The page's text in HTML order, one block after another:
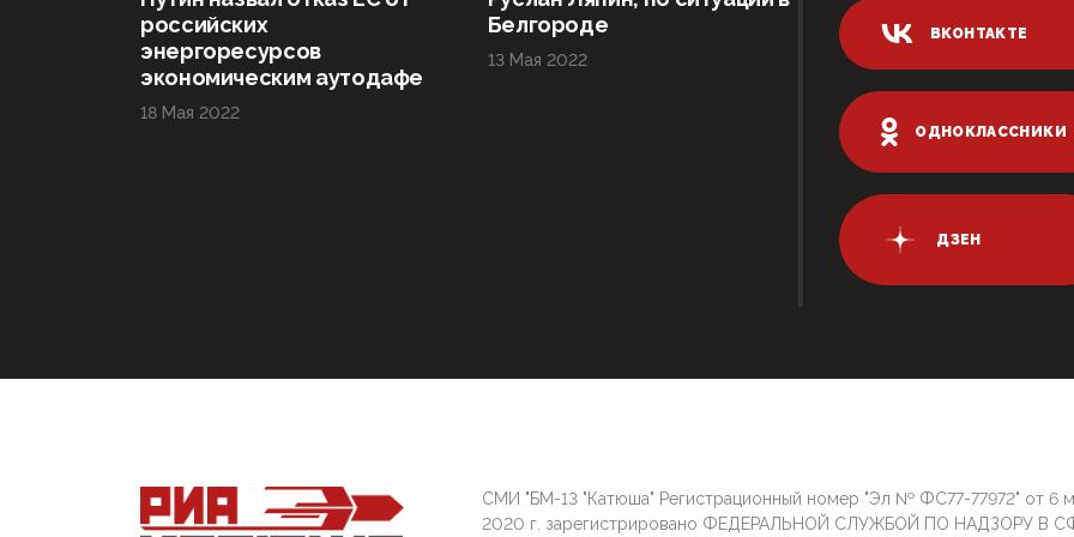
российских
энергоресурсов
экономическим аутодафе
18 Мая 2022
Белгороде
13 Мая 2022
ВКОНТАКТЕ
ОДНОКЛАССНИКИ
ДЗЕН
СМИ "БМ-13 "Катюша" Регистрационный номер "Эл № ФС77-77972" от 6
2020 г. зарегистрировано ФЕДЕРАЛЬНОЙ СЛУЖБОЙ ПО НАДЗОРУ В